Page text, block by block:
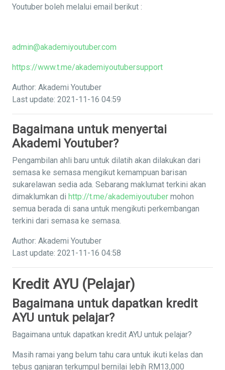
Youtuber boleh melalui email berikut :
admin@akademiyoutuber.com
https://www.t.me/akademiyoutubersupport
Author: Akademi Youtuber
Last update: 2021-11-16 04:59
Bagaimana untuk menyertai
Akademi Youtuber?
Pengambilan ahli baru untuk dilatih akan dilakukan dari
semasa ke semasa mengikut kemampuan barisan
sukarelawan sedia ada. Sebarang maklumat terkini akan
dimaklumkan di http://t.me/akademiyoutuber mohon
semua berada di sana untuk mengikuti perkembangan
terkini dari semasa ke semasa.
Author: Akademi Youtuber
Last update: 2021-11-16 04:58
Kredit AYU (Pelajar)
Bagaimana untuk dapatkan kredit
AYU untuk pelajar?
Bagaimana untuk dapatkan kredit AYU untuk pelajar?
Masih ramai yang belum tahu cara untuk ikuti kelas dan
tebus ganjaran terkumpul bernilai lebih RM13,000